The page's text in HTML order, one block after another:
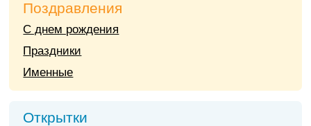
Поздравления
С днем рождения
Праздники
Именные
Открытки